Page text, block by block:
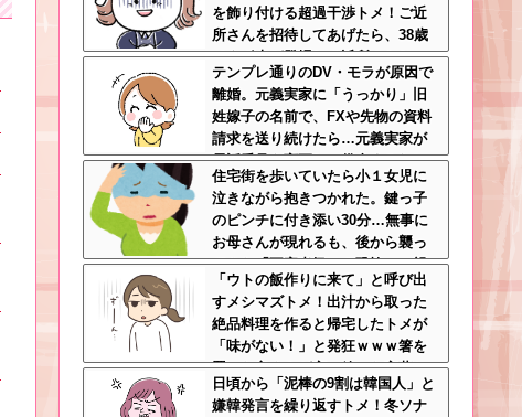
を飾り付ける超過干渉トメ！ご近
所さんを招待してあげたら、38歳
メタボ夫が登場して近所のおじい
さんが大爆発する事態に
テンプレ通りのDV・モラが原因で
離婚。元義実家に「うっかり」旧
姓嫁子の名前で、FXや先物の資料
請求を送り続けたら…元義実家が
電話番号を変更し、借金まみれに
なっていた話ｗｗｗｗｗ
住宅街を歩いていたら小１女児に
泣きながら抱きつかれた。鍵っ子
のピンチに付き添い30分…無事に
お母さんが現れるも、後から襲っ
てきた「不審者扱いの恐怖」←親
切心が裏目に出るかもしれない世
の中怖すぎる
「ウトの飯作りに来て」と呼び出
すメシマズトメ！出汁から取った
絶品料理を作ると帰宅したトメが
「味がない！」と発狂ｗｗｗ箸を
置いた良ウトが言い放った言葉と
は←良ウトさんの神対応にスカッ
とする
日頃から「泥棒の9割は韓国人」と
嫌韓発言を繰り返すトメ！冬ソナ